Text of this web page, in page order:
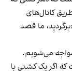
کانال‌های
ما قصد
مواجه می‌شویم.
اگر یک کشتی با